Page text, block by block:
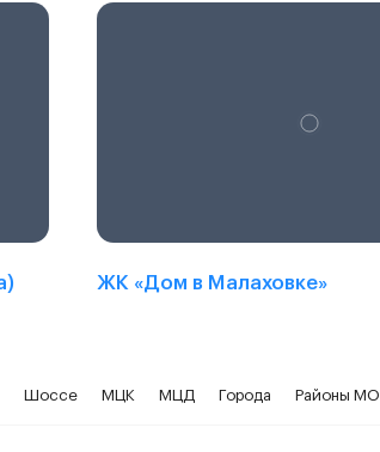
ЖК «Дом в Малаховке»
Шоссе МЦК МЦД Города Районы МО